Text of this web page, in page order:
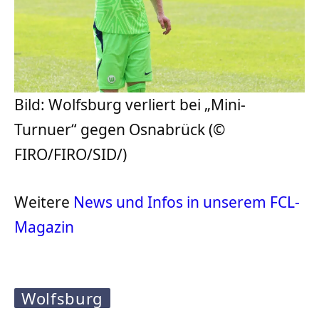
Bild: Wolfsburg verliert bei „Mini-
Turnuer“ gegen Osnabrück (©
FIRO/FIRO/SID/)
Weitere News und Infos in unserem FCL-
Magazin
Wolfsburg